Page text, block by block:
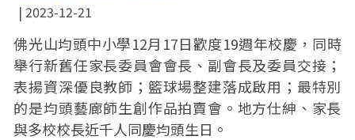
2023-12-21
佛光山均頭中小學12月17日歡度19週年校慶，同時
舉行新舊任家長委員會會長、副會長及委員交接；
表揚資深優良教師；籃球場整建落成啟用；最特別
的是均頭藝廊師生創作品拍賣會。地方仕紳、家長
與多校校長近千人同慶均頭生日。